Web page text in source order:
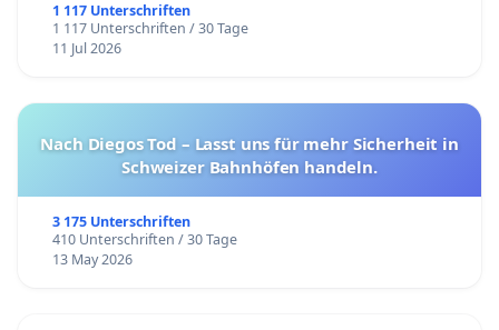
1 117 Unterschriften
1 117 Unterschriften / 30 Tage
11 Jul 2026
Nach Diegos Tod – Lasst uns für mehr Sicherheit in
Schweizer Bahnhöfen handeln.
3 175 Unterschriften
410 Unterschriften / 30 Tage
13 May 2026